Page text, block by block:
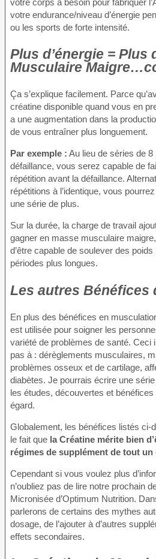
votre endurance/niveau d’énergie
ou les sports de forte intensité.
Plus d’énergie = Plus
Musculaire
Ça s’explique facilement. Parce
créatine disponible quand vous en
a une augmentation dans la
de vous entraîner plus longuement.
Par exemple : Au lieu de séries de
défaillance, vous serez capable de
répétition avant la défaillance.
répétitions à l’identique, vous
une série de plus.
Sur la durée, la charge de travail
gagner en masse musculaire
d’être capable de soulever des
périodes plus longues.
Les autres Bénéfices
En plus des bénéfices en
est utilisée pour soigner les
variété de problèmes de santé. Ceci
pas à : dérèglements musculaires,
problèmes osseux et de cartilage,
diabètes. Je pourrais écrire une
les études, découvertes et
égard.
Globalement, les bénéfices listés ci-
le fait que la Créatine mérite bien
régimes de supplément de tout un
Cependant si vous voulez plus
n’oubliez pas de lire notre prochain
Micronisée d’Optimum Nutrition.
parlerons de certains des mythes
dosage, de l’ajouter à d’autres
effets secondaires.